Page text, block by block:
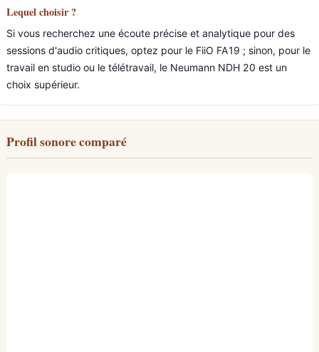
Lequel choisir ?
Si vous recherchez une écoute précise et analytique pour des
sessions d'audio critiques, optez pour le FiiO FA19 ; sinon, pour le
travail en studio ou le télétravail, le Neumann NDH 20 est un
choix supérieur.
Profil sonore comparé